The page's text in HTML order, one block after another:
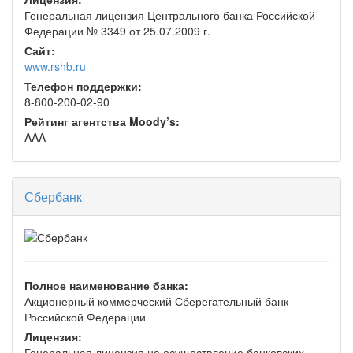
Генеральная лицензия Центрального банка Российской
Федерации № 3349 от 25.07.2009 г.
Сайт:
www.rshb.ru
Телефон поддержки:
8-800-200-02-90
Рейтинг агентства Moody’s:
AAA
Сбербанк
Полное наименование банка:
Акционерный коммерческий Сберегательный банк
Российской Федерации
Лицензия: